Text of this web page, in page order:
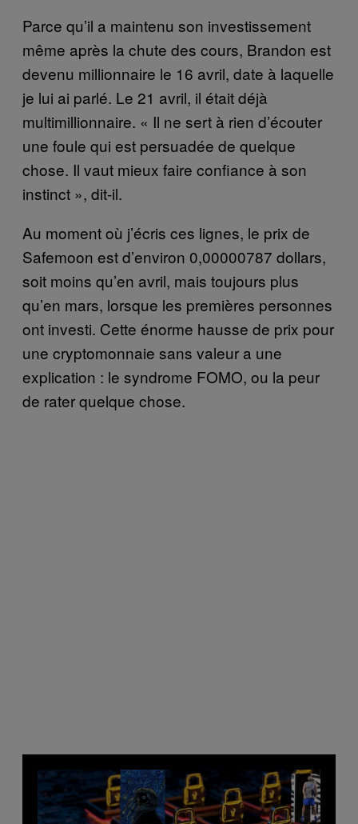
Parce qu’il a maintenu son investissement
même après la chute des cours, Brandon est
devenu millionnaire le 16 avril, date à laquelle
je lui ai parlé. Le 21 avril, il était déjà
multimillionnaire. « Il ne sert à rien d’écouter
une foule qui est persuadée de quelque
chose. Il vaut mieux faire confiance à son
instinct », dit-il.
Au moment où j’écris ces lignes, le prix de
Safemoon est d’environ 0,00000787 dollars,
soit moins qu’en avril, mais toujours plus
qu’en mars, lorsque les premières personnes
ont investi. Cette énorme hausse de prix pour
une cryptomonnaie sans valeur a une
explication : le syndrome FOMO, ou la peur
de rater quelque chose.